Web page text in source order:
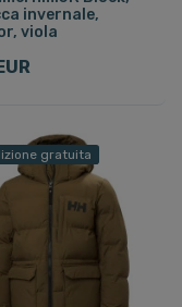
invernale,
viola
gratuita